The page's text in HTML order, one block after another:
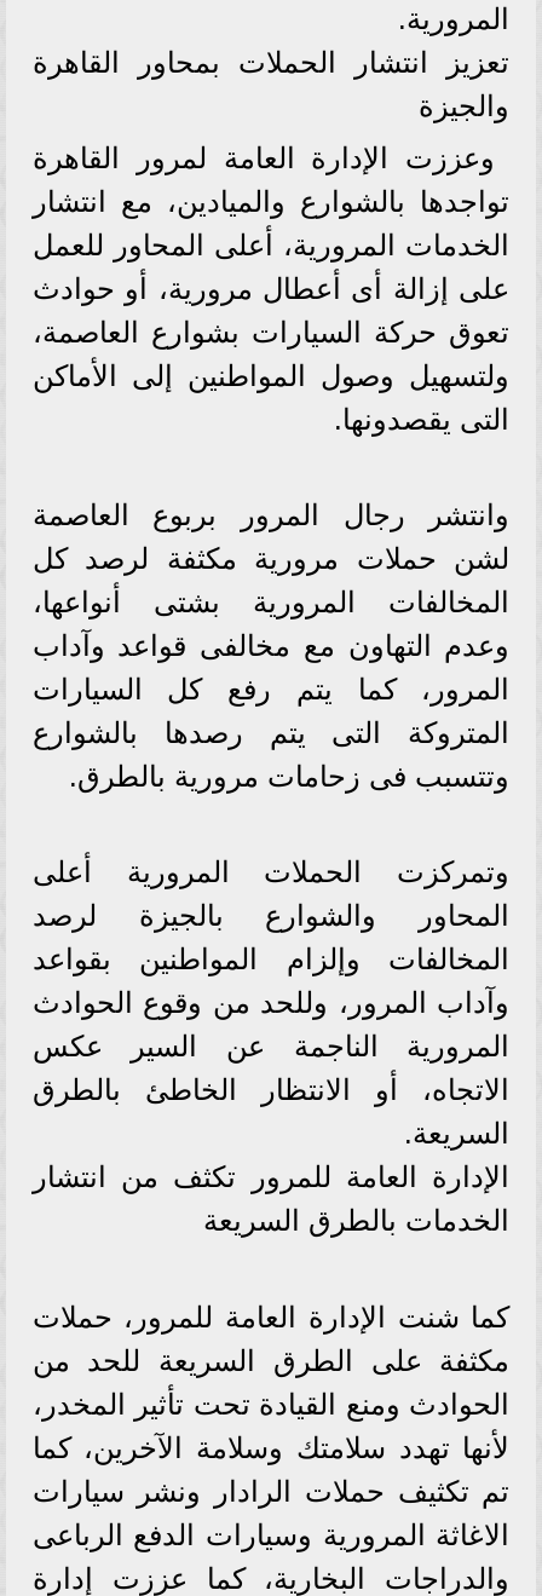
المرورية.
تعزيز انتشار الحملات بمحاور القاهرة
والجيزة
وعززت الإدارة العامة لمرور القاهرة
تواجدها بالشوارع والميادين، مع انتشار
الخدمات المرورية، أعلى المحاور للعمل
على إزالة أى أعطال مرورية، أو حوادث
تعوق حركة السيارات بشوارع العاصمة،
ولتسهيل وصول المواطنين إلى الأماكن
التى يقصدونها.
وانتشر رجال المرور بربوع العاصمة
لشن حملات مرورية مكثفة لرصد كل
المخالفات المرورية بشتى أنواعها،
وعدم التهاون مع مخالفى قواعد وآداب
المرور، كما يتم رفع كل السيارات
المتروكة التى يتم رصدها بالشوارع
وتتسبب فى زحامات مرورية بالطرق.
وتمركزت الحملات المرورية أعلى
المحاور والشوارع بالجيزة لرصد
المخالفات وإلزام المواطنين بقواعد
وآداب المرور، وللحد من وقوع الحوادث
المرورية الناجمة عن السير عكس
الاتجاه، أو الانتظار الخاطئ بالطرق
السريعة.
الإدارة العامة للمرور تكثف من انتشار
الخدمات بالطرق السريعة
كما شنت اﻹدارة العامة للمرور، حملات
مكثفة على الطرق السريعة للحد من
الحوادث ومنع القيادة تحت تأثير المخدر،
لأنها تهدد سلامتك وسلامة الآخرين، كما
تم تكثيف حملات الرادار ونشر سيارات
الاغاثة المرورية وسيارات الدفع الرباعى
والدراجات البخارية، كما عززت إدارة